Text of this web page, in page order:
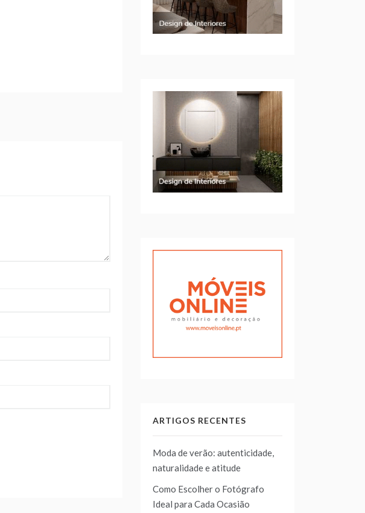
ARTIGOS RECENTES
Moda de verão: autenticidade,
naturalidade e atitude
Como Escolher o Fotógrafo
Ideal para Cada Ocasião